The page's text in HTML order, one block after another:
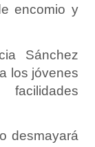
encomio y
Sánchez
los jóvenes
desmayará